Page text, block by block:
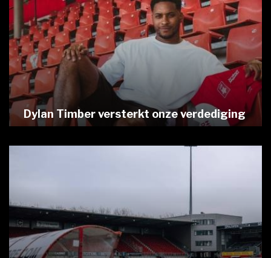
Dylan Timber versterkt onze verdediging